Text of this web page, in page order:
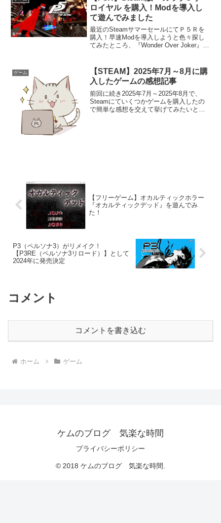
定としては・・・ジェダ...
ロイヤル を購入！Modを導入し
て遊んでみました
最近のSteamサマーセールにてＰ５Ｒを
購入！早速Modを導入しようと色々探し
てみたところ、『Wonder Over Joker』な
セールなんかで割引されてたりす...
ゲーム
【STEAM】2025年7月～8月に購
入したゲームの感想記事
前回に続き2025年7月～2025年8月で、
Steamにていくつかゲームを購入したの
で簡単な感想を交えて挙げてみたいと思
【フリーゲーム】オカルティックホラー
『オカルティックデッド』を遊んでみ
た！
P3（ペルソナ3）がリメイク！
【P3RE（ペルソナ3リロード）】として
2024年に発売決定
コメント
コメントを書き込む
ホーム ゲーム
ケムのブログ 気楽な時間
プライバシーポリシー
© 2018 ケムのブログ 気楽な時間.